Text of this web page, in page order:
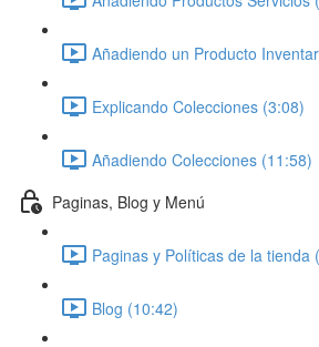
Añadiendo un Producto
Explicando Colecciones (3:08)
Añadiendo Colecciones (11:58)
Paginas, Blog y Menú
Paginas y Políticas de la tienda
Blog (10:42)